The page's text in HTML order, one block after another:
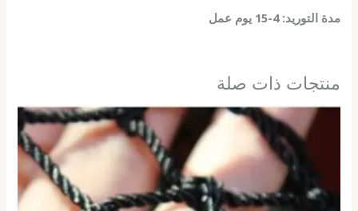
مدة التوريد: 4-15 يوم عمل
منتجات ذات صلة